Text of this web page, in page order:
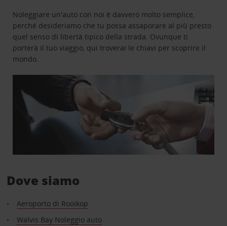
Noleggiare un'auto con noi è davvero molto semplice,
perché desideriamo che tu possa assaporare al più presto
quel senso di libertà tipico della strada. Ovunque ti
porterà il tuo viaggio, qui troverai le chiavi per scoprire il
mondo.
Dove siamo
Aeroporto di Rooikop
Walvis Bay Noleggio auto